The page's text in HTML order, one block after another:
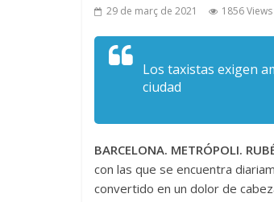
29 de març de 2021 1856 Views
Los taxistas exigen
ciudad
BARCELONA. METRÓPOLI.
con las que se encuentra
convertido en un dolor de